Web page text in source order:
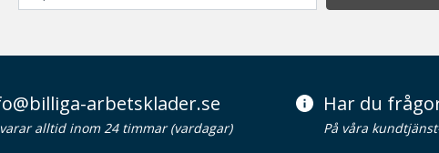
arbetsklader.se
alltid inom 24 timmar (vardagar)
Har du
På våra